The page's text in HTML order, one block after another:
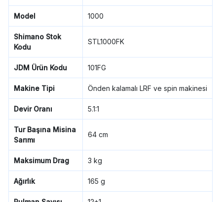
Model 1000
Shimano Stok
Kodu
STL1000FK
JDM Ürün Kodu 101FG
Makine Tipi Önden kalamalı LRF ve spin makinesi
Devir Oranı 5.1:1
Tur Başına Misina
Sarımı
64 cm
Maksimum Drag 3 kg
Ağırlık 165 g